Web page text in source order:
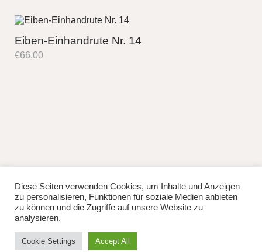
Eiben-Einhandrute Nr. 14
€66,00
fb instag
© 2026Lisa Manhuru. Powered byWordPress
Theme: Weta vonElmastudio.
Diese Seiten verwenden Cookies, um Inhalte und Anzeigen
zu personalisieren, Funktionen für soziale Medien anbieten
zu können und die Zugriffe auf unsere Website zu
analysieren.
Cookie Settings Accept All